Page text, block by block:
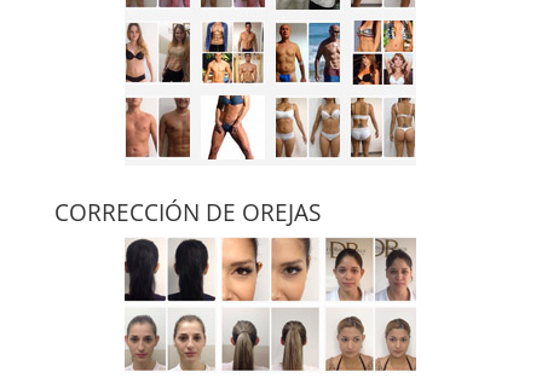
CORRECCIÓN DE OREJAS